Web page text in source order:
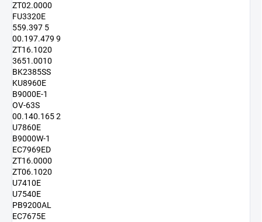
ZT02.0000
FU3320E
559.397 5
00.197.479 9
ZT16.1020
3651.0010
BK2385SS
KU8960E
B9000E-1
OV-63S
00.140.165 2
U7860E
B9000W-1
EC7969ED
ZT16.0000
ZT06.1020
U7410E
U7540E
PB9200AL
EC7675E